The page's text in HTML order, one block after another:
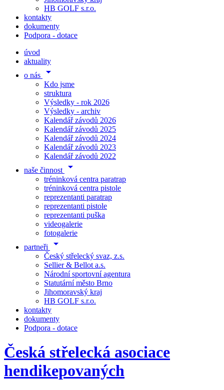
HB GOLF s.r.o.
kontakty
dokumenty
Podpora - dotace
úvod
aktuality
o nás
arrow_drop_down
Kdo jsme
struktura
Výsledky - rok 2026
Výsledky - archiv
Kalendář závodů 2026
Kalendář závodů 2025
Kalendář závodů 2024
Kalendář závodů 2023
Kalendář závodů 2022
naše činnost
arrow_drop_down
tréninková centra paratrap
tréninková centra pistole
reprezentanti paratrap
reprezentanti pistole
reprezentanti puška
videogalerie
fotogalerie
partneři
arrow_drop_down
Český střelecký svaz, z.s.
Sellier & Bellot a.s.
Národní sportovní agentura
Statutární město Brno
Jihomoravský kraj
HB GOLF s.r.o.
kontakty
dokumenty
Podpora - dotace
Česká střelecká asociace
hendikepovaných